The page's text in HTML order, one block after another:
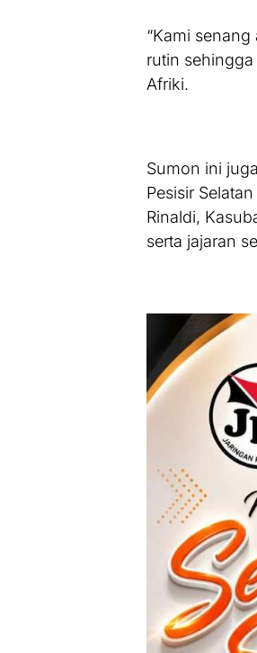
“Kami
rutin
Afriki.
Sumon ini
Pesisir
Rinaldi,
serta jajaran